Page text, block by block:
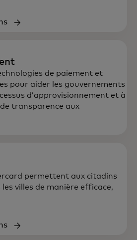
de paiement et
pour aider les gouvernements
d’approvisionnement et à
transparence aux
permettent aux citadins
villes de manière efficace,